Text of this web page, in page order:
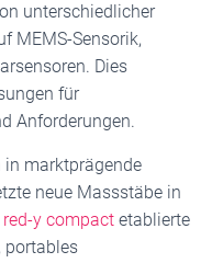
unterschiedlicher
MEMS-Sensorik,
Dies
für
Anforderungen.
in marktprägende
neue Massstäbe in
red-y compact etablierte
portables